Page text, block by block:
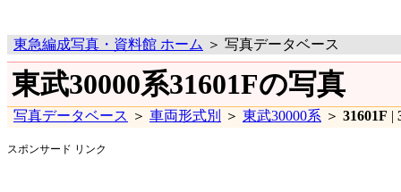
東急編成写真・資料館 ホーム ＞ 写真データベース
東武30000系31601Fの写真
写真データベース ＞ 車両形式別 ＞ 東武30000系 ＞ 31601F |
スポンサード リンク